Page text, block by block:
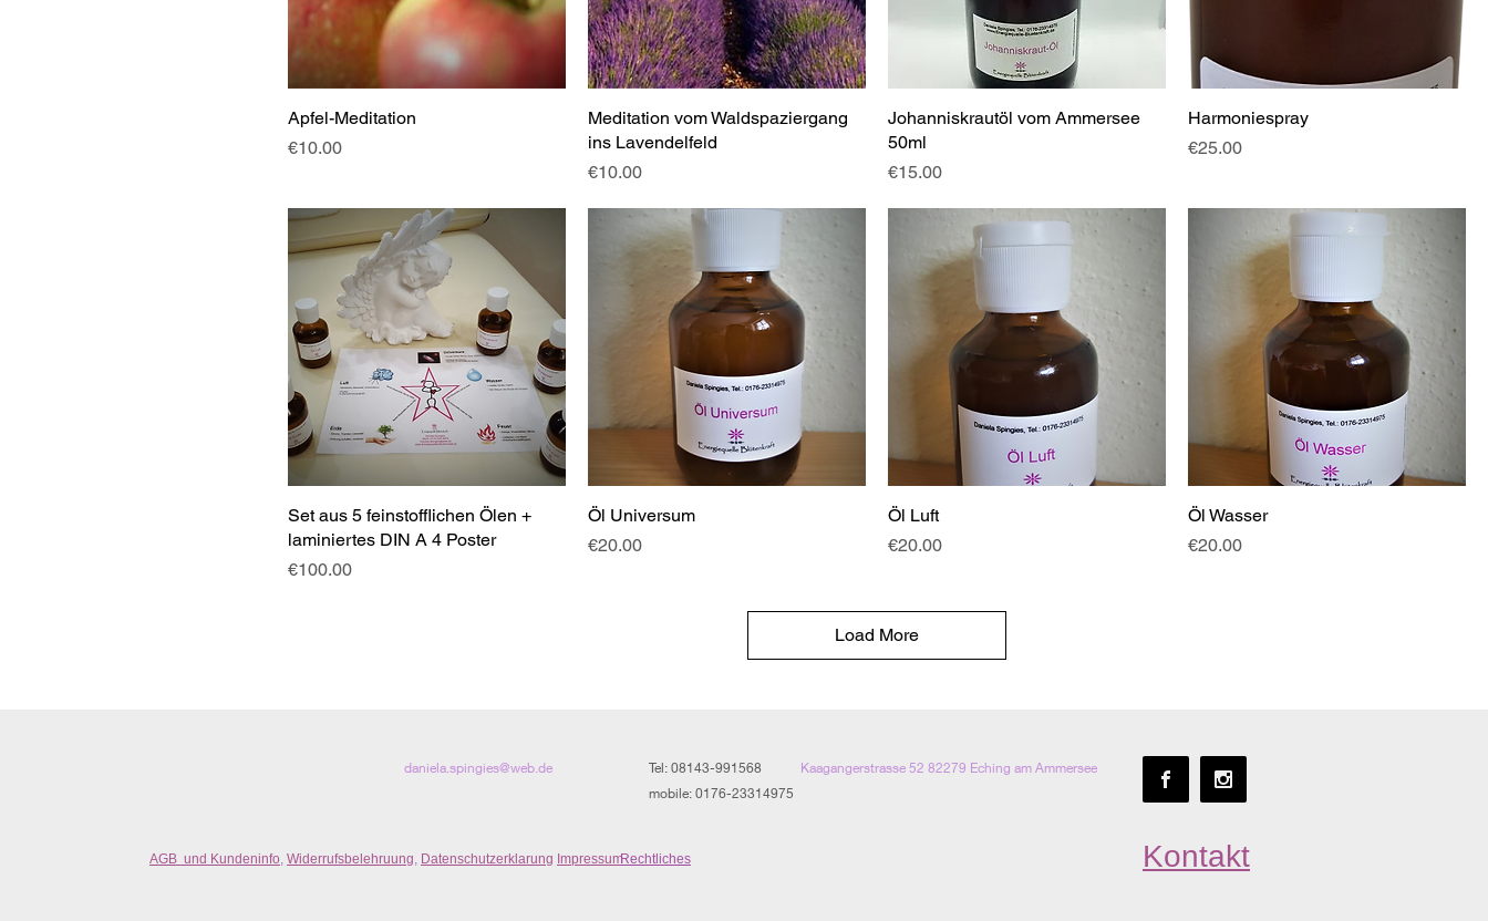
Apfel-Meditation
Price
€10.00
Meditation vom Waldspaziergang
ins Lavendelfeld
Price
€10.00
Johanniskrautöl vom Ammersee
50ml
Price
€15.00
Harmoniespray
Price
€25.00
Set aus 5 feinstofflichen Ölen +
laminiertes DIN A 4 Poster
Price
€100.00
Öl Universum
Price
€20.00
Öl Luft
Price
€20.00
Öl Wasser
Price
€20.00
Load More
daniela.spingies@web.de
Tel: 08143-991568
mobile: 0176-23314975
Kaagangerstrasse 52 82279 Eching am Ammersee
AGB und Kundeninfo, Widerrufsbelehruung, Datenschutzerklarung ImpressumRechtliches Kontakt